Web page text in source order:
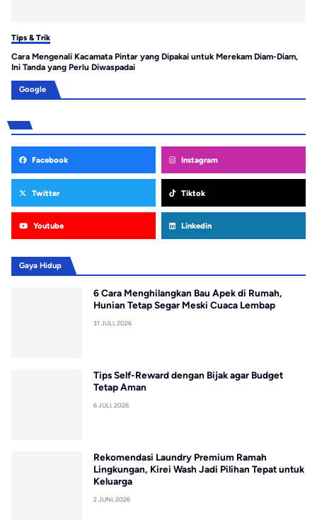
Tips & Trik
Cara Mengenali Kacamata Pintar yang Dipakai untuk Merekam Diam-Diam,
Ini Tanda yang Perlu Diwaspadai
Google
Facebook Instagram
Twitter Tiktok
Youtube Linkedin
Gaya Hidup
6 Cara Menghilangkan Bau Apek di Rumah,
Hunian Tetap Segar Meski Cuaca Lembap
31 JULI, 2026
Tips Self-Reward dengan Bijak agar Budget
Tetap Aman
6 JULI, 2026
Rekomendasi Laundry Premium Ramah
Lingkungan, Kirei Wash Jadi Pilihan Tepat untuk
Keluarga
2 JUNI, 2026